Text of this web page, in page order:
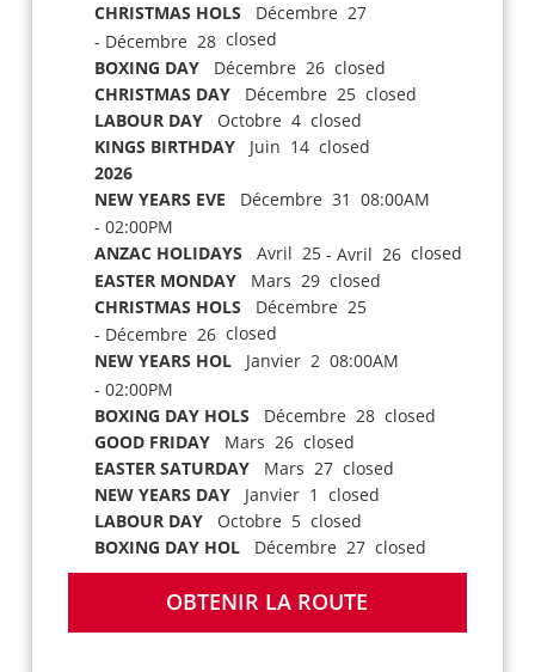
CHRISTMAS HOLS Décembre 27
- Décembre 28closed
BOXING DAYDécembre 26 closed
CHRISTMAS DAYDécembre 25 closed
LABOUR DAYOctobre 4 closed
KINGS BIRTHDAYJuin 14 closed
2026
NEW YEARS EVE Décembre 31 08:00AM
- 02:00PM
ANZAC HOLIDAYS Avril 25 - Avril 26closed
EASTER MONDAYMars 29 closed
CHRISTMAS HOLS Décembre 25
- Décembre 26closed
NEW YEARS HOLJanvier 2 08:00AM
- 02:00PM
BOXING DAY HOLS Décembre 28 closed
GOOD FRIDAYMars 26 closed
EASTER SATURDAYMars 27 closed
NEW YEARS DAYJanvier 1 closed
LABOUR DAYOctobre 5 closed
BOXING DAY HOLDécembre 27 closed
OBTENIR LA ROUTE